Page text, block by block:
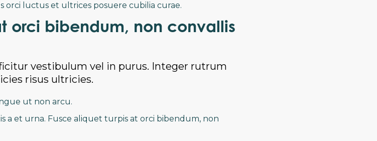
orci luctus et ultrices posuere cubilia curae.
orci bibendum, non convallis
vestibulum vel in purus. Integer rutrum
risus ultricies.
ut non arcu.
a et urna. Fusce aliquet turpis at orci bibendum, non